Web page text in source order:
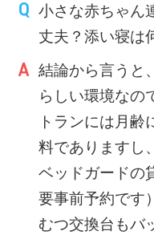
小さな赤ちゃん
丈夫？添い寝は
結論から言うと
らしい環境なの
トランには月
料でありますし
ベッドガードの
要事前予約です
むつ交換台もバ